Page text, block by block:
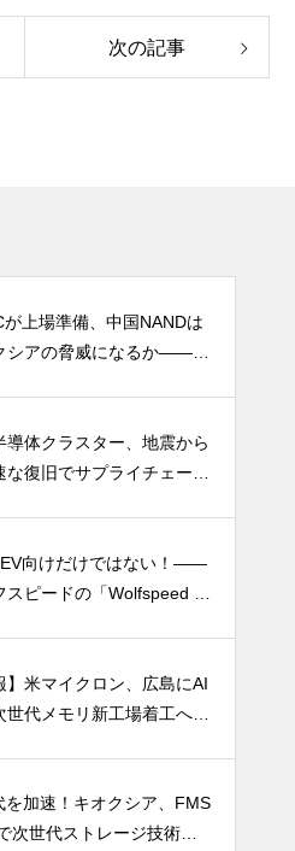
次の記事
が上場準備、中国NANDは
シアの脅威になるか――AI
導体クラスター、地震から
な復旧でサプライチェーン
向けだけではない！――
スピードの「Wolfspeed G
】米マイクロン、広島にAI
世代メモリ新工場着工へ 1.
を加速！キオクシア、FMS
次世代ストレージ技術を